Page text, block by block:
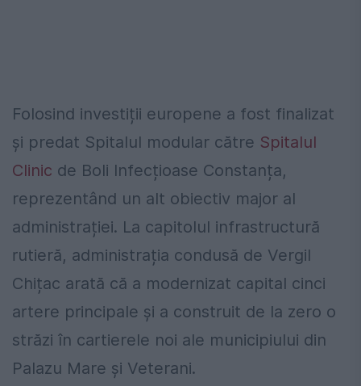
Folosind investiții europene a fost finalizat
și predat Spitalul modular către Spitalul
Clinic de Boli Infecțioase Constanța,
reprezentând un alt obiectiv major al
administrației. La capitolul infrastructură
rutieră, administrația condusă de Vergil
Chițac arată că a modernizat capital cinci
artere principale și a construit de la zero o
străzi în cartierele noi ale municipiului din
Palazu Mare și Veterani.